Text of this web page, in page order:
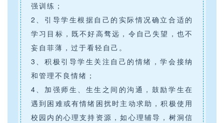
强训练；
2、引导学生根据自己的实际情况确立合适的
学习目标，既不好高骛远，令自己失望，也不
妄自菲薄，过于看轻自己。
3、积极引导学生关注自己的情绪，学会接纳
和管理不良情绪；
4、加强师生、生生之间的沟通，鼓励学生在
遇到困难或有情绪困扰时主动求助，积极使用
校园内的心理支持资源，如心理辅导，树洞信